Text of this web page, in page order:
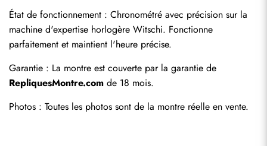
État de fonctionnement : Chronométré avec précision sur la
machine d'expertise horlogère Witschi. Fonctionne
parfaitement et maintient l'heure précise.
RepliquesMontre.com de 18 mois.
Photos : Toutes les photos sont de la montre réelle en vente.
Envoyer